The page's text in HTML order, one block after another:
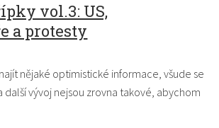
vol.3: US,
a protesty
nějaké optimistické informace, všude se
další vývoj nejsou zrovna takové, abychom